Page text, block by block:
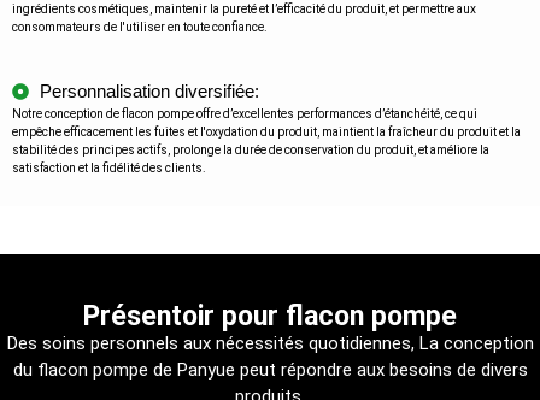
ingrédients cosmétiques, maintenir la pureté et l’efficacité du produit, et permettre aux
consommateurs de l'utiliser en toute confiance.
Personnalisation diversifiée:
Notre conception de flacon pompe offre d’excellentes performances d’étanchéité, ce qui
empêche efficacement les fuites et l'oxydation du produit, maintient la fraîcheur du produit et la
stabilité des principes actifs, prolonge la durée de conservation du produit, et améliore la
satisfaction et la fidélité des clients.
Présentoir pour flacon pompe
Des soins personnels aux nécessités quotidiennes, La conception
du flacon pompe de Panyue peut répondre aux besoins de divers